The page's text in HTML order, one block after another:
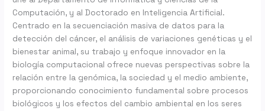
Computación, y al Doctorado en Inteligencia Artificial.
Centrado en la secuenciación masiva de datos para la
detección del cáncer, el análisis de variaciones genéticas y el
bienestar animal, su trabajo y enfoque innovador en la
biología computacional ofrece nuevas perspectivas sobre la
relación entre la genómica, la sociedad y el medio ambiente,
proporcionando conocimiento fundamental sobre procesos
biológicos y los efectos del cambio ambiental en los seres
Doctorado
en
IA